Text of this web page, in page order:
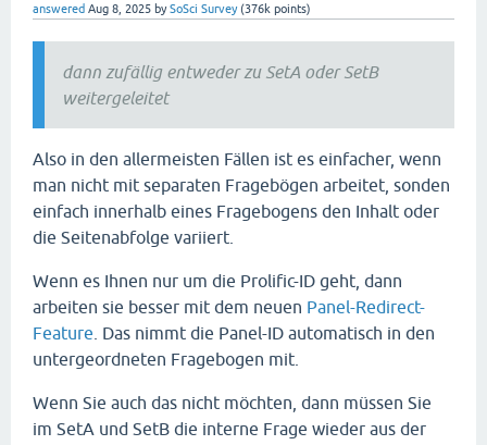
answered Aug 8, 2025 bySoSci Survey (376k points)
dann zufällig entweder zu SetA oder SetB
weitergeleitet
Also in den allermeisten Fällen ist es einfacher, wenn
man nicht mit separaten Fragebögen arbeitet, sonden
einfach innerhalb eines Fragebogens den Inhalt oder
die Seitenabfolge variiert.
Wenn es Ihnen nur um die Prolific-ID geht, dann
arbeiten sie besser mit dem neuen Panel-Redirect-
Feature . Das nimmt die Panel-ID automatisch in den
untergeordneten Fragebogen mit.
Wenn Sie auch das nicht möchten, dann müssen Sie
im SetA und SetB die interne Frage wieder aus der